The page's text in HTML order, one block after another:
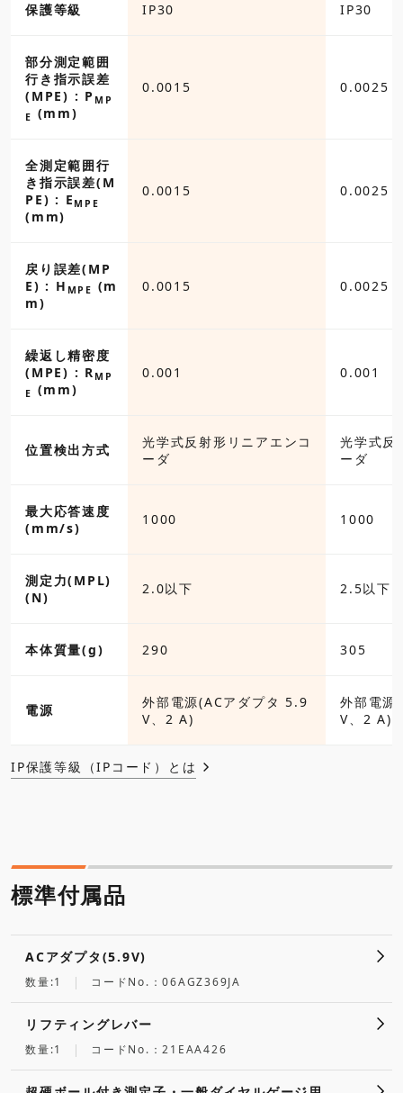
保護等級 IP30 IP30
部分測定範囲
行き指示誤差
(MPE) : P MP
E (mm)
0.0015 0.0025
全測定範囲行
き指示誤差(M
PE) : E MPE
(mm)
0.0015 0.0025
戻り誤差(MP
E) : H MPE (m
m)
0.0015 0.0025
繰返し精密度
(MPE) : R MP
E (mm)
0.001 0.001
位置検出方式
光学式反射形リニアエンコ
ーダ
光学式反
ーダ
最大応答速度
(mm/s)
1000 1000
測定力(MPL)
(N)
2.0以下 2.5以下
本体質量(g) 290 305
電源
外部電源(ACアダプタ 5.9
V、2 A)
外部電源
V、2 A)
IP保護等級（IPコード）とは
標準付属品
ACアダプタ(5.9V)
数量:1 コードNo.：06AGZ369JA
リフティングレバー
数量:1 コードNo.：21EAA426